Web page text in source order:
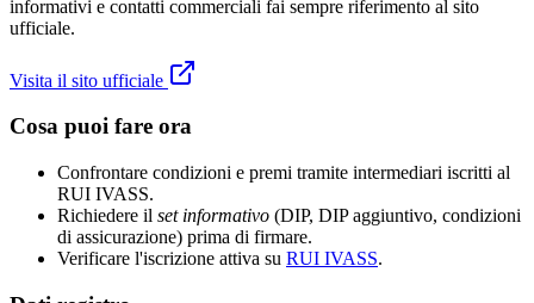
informativi e contatti commerciali fai sempre riferimento al sito
ufficiale.
Visita il sito ufficiale
Cosa puoi fare ora
Confrontare condizioni e premi tramite intermediari iscritti al
RUI IVASS.
Richiedere il set informativo (DIP, DIP aggiuntivo, condizioni
di assicurazione) prima di firmare.
Verificare l'iscrizione attiva su RUI IVASS.